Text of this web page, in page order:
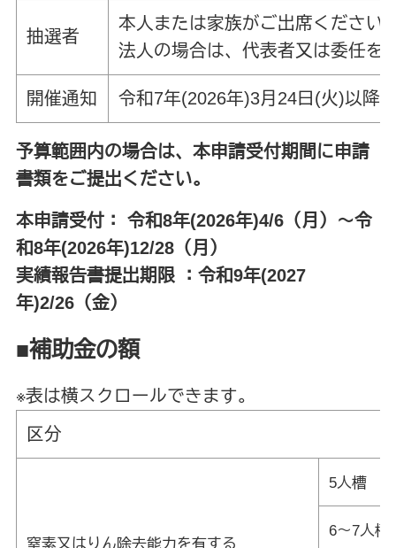
抽選者
本人または家族がご出席ください
法人の場合は、代表者又は委任を
開催通知 令和7年(2026年)3月24日(火)以降
予算範囲内の場合は、本申請受付期間に申請
書類をご提出ください。
本申請受付： 令和8年(2026年)4/6（月）～令
和8年(2026年)12/28（月）
実績報告書提出期限 ：令和9年(2027
年)2/26（金）
■補助金の額
※表は横スクロールできます。
区分
窒素又はりん除去能力を有する
5人
6～7人槽